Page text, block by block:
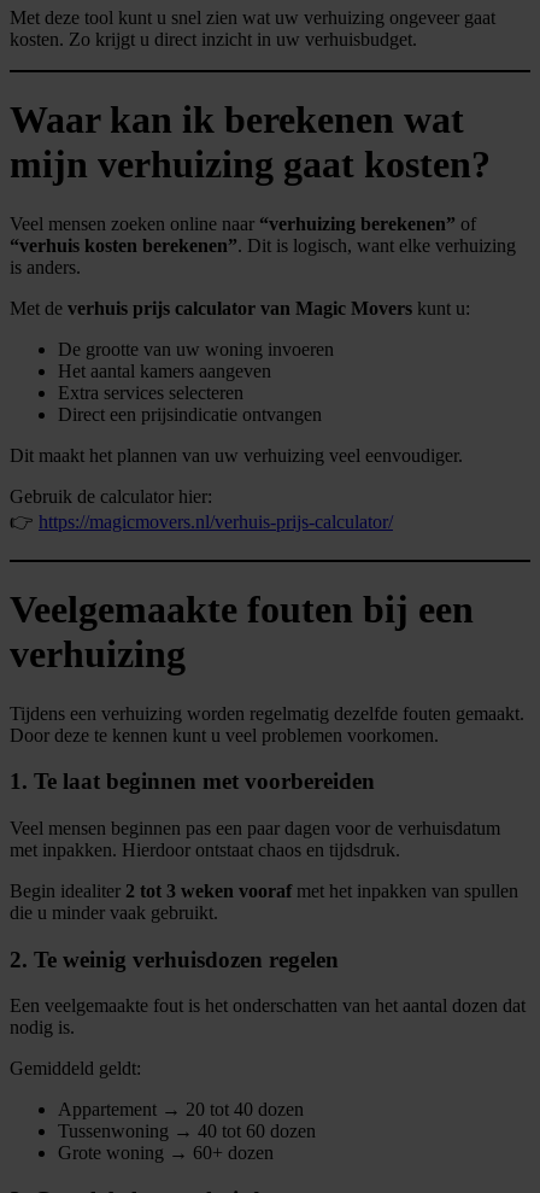
Met deze tool kunt u snel zien wat uw verhuizing ongeveer gaat
kosten. Zo krijgt u direct inzicht in uw verhuisbudget.
Waar kan ik berekenen wat
mijn verhuizing gaat kosten?
Veel mensen zoeken online naar “verhuizing berekenen” of
“verhuis kosten berekenen”. Dit is logisch, want elke verhuizing
is anders.
Met de verhuis prijs calculator van Magic Movers kunt u:
De grootte van uw woning invoeren
Het aantal kamers aangeven
Extra services selecteren
Direct een prijsindicatie ontvangen
Dit maakt het plannen van uw verhuizing veel eenvoudiger.
Gebruik de calculator hier:
👉 https://magicmovers.nl/verhuis-prijs-calculator/
Veelgemaakte fouten bij een
verhuizing
Tijdens een verhuizing worden regelmatig dezelfde fouten gemaakt.
Door deze te kennen kunt u veel problemen voorkomen.
1. Te laat beginnen met voorbereiden
Veel mensen beginnen pas een paar dagen voor de verhuisdatum
met inpakken. Hierdoor ontstaat chaos en tijdsdruk.
Begin idealiter 2 tot 3 weken voorafmet het inpakken van spullen
die u minder vaak gebruikt.
2. Te weinig verhuisdozen regelen
Een veelgemaakte fout is het onderschatten van het aantal dozen dat
nodig is.
Gemiddeld geldt:
Appartement → 20 tot 40 dozen
Tussenwoning → 40 tot 60 dozen
Grote woning → 60+ dozen